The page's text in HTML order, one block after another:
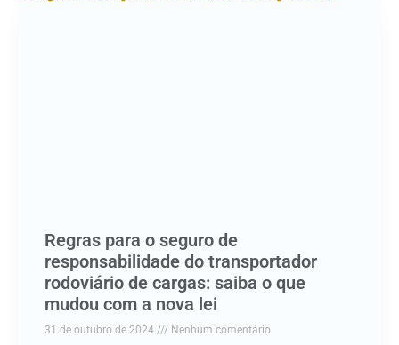
Regras para o seguro de
responsabilidade do transportador
rodoviário de cargas: saiba o que
mudou com a nova lei
31 de outubro de 2024 Nenhum comentário